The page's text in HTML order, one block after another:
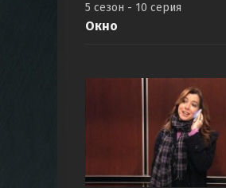
5 сезон - 10 серия
Окно